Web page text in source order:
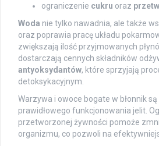
ograniczenie cukru oraz
Woda nie tylko nawadnia, ale także
oraz poprawia pracę układu
zwiększają ilość przyjmowanych
dostarczają cennych składników
antyoksydantów, które sprzyjają
detoksykacyjnym.
Warzywa i owoce bogate w błonnik
prawidłowego funkcjonowania jelit.
przetworzonej żywności pomoże
organizmu, co pozwoli na